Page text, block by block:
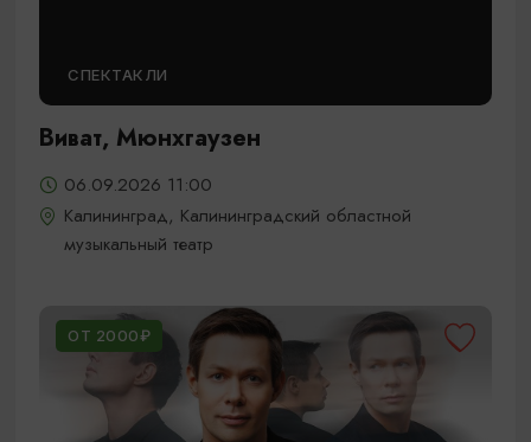
СПЕКТАКЛИ
Виват, Мюнхгаузен
06.09.2026 11:00
Калининград, Калининградский областной
музыкальный театр
ОТ 2000₽